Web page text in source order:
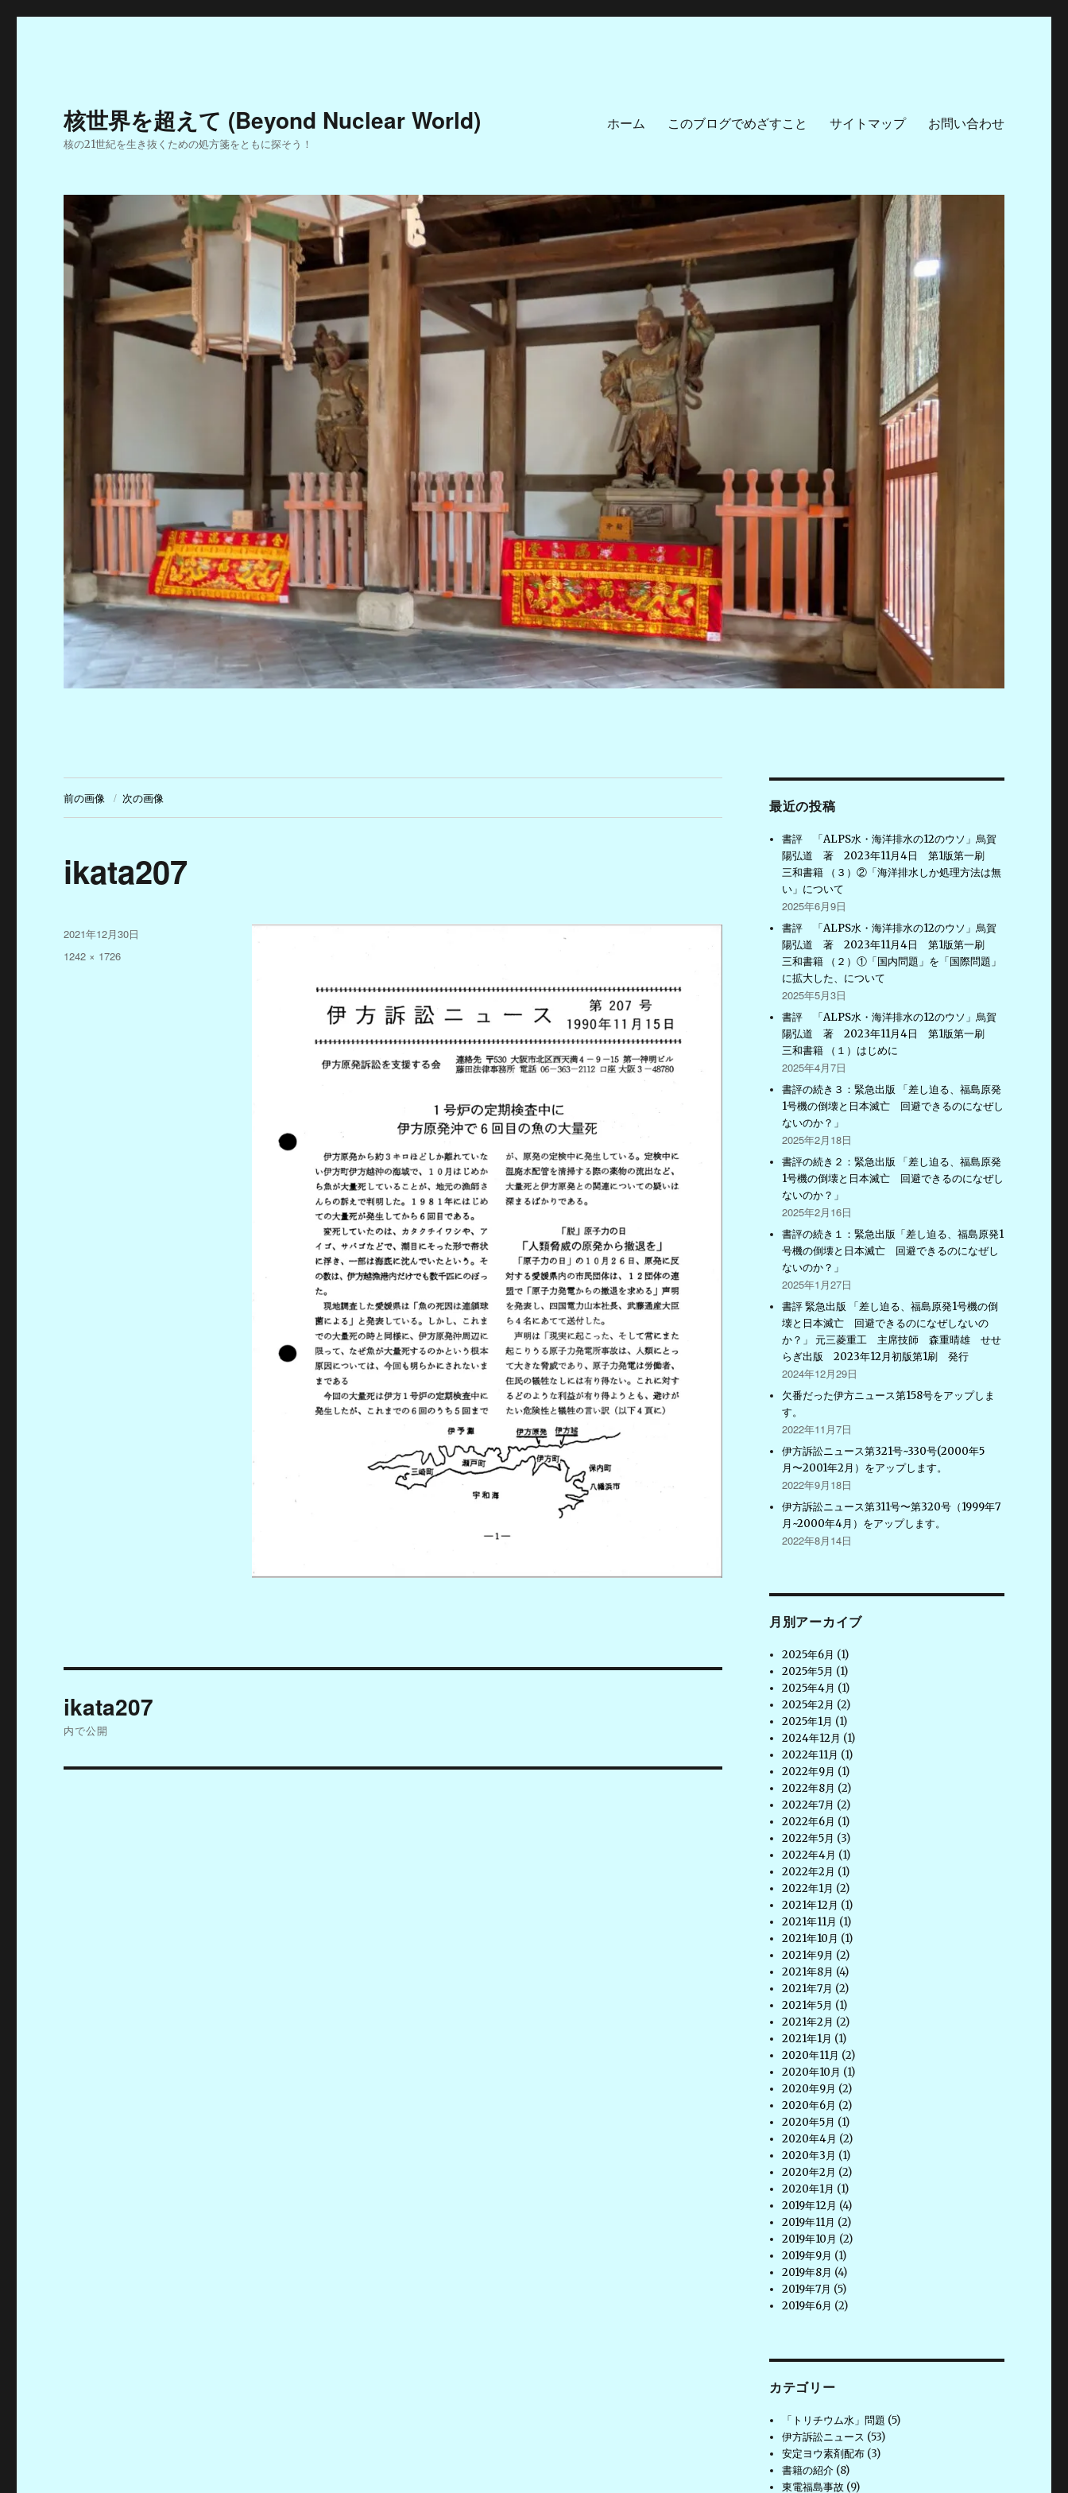
核世界を超えて (Beyond Nuclear World)
核の21世紀を生き抜くための処方箋をともに探そう！
ホーム このブログでめざすこと サイトマップ お問い合わせ
前の画像 次の画像
ikata207
投
稿
2021年12月30日
フ
1242 × 1726
稿
ikata207
内で公開
最近の投稿
書評 「ALPS水・海洋排水の12のウソ」烏賀
陽弘道 著 2023年11月4日 第1版第一刷
三和書籍 （３）②「海洋排水しか処理方法は無
い」について
2025年6月9日
書評 「ALPS水・海洋排水の12のウソ」烏賀
陽弘道 著 2023年11月4日 第1版第一刷
三和書籍 （２）①「国内問題」を「国際問題」
に拡大した、について
2025年5月3日
書評 「ALPS水・海洋排水の12のウソ」烏賀
陽弘道 著 2023年11月4日 第1版第一刷
三和書籍 （１）はじめに
2025年4月7日
書評の続き３：緊急出版 「差し迫る、福島原発
1号機の倒壊と日本滅亡 回避できるのになぜし
ないのか？」
2025年2月18日
書評の続き２：緊急出版 「差し迫る、福島原発
1号機の倒壊と日本滅亡 回避できるのになぜし
ないのか？」
2025年2月16日
書評の続き１：緊急出版「差し迫る、福島原発1
号機の倒壊と日本滅亡 回避できるのになぜし
ないのか？」
2025年1月27日
書評 緊急出版 「差し迫る、福島原発1号機の倒
壊と日本滅亡 回避できるのになぜしないの
か？」 元三菱重工 主席技師 森重晴雄 せせ
らぎ出版 2023年12月初版第1刷 発行
2024年12月29日
欠番だった伊方ニュース第158号をアップしま
す。
2022年11月7日
伊方訴訟ニュース第321号~330号(2000年5
月〜2001年2月）をアップします。
2022年9月18日
伊方訴訟ニュース第311号〜第320号（1999年7
月~2000年4月）をアップします。
2022年8月14日
月別アーカイブ
2025年6月 (1)
2025年5月 (1)
2025年4月 (1)
2025年2月 (2)
2025年1月 (1)
2024年12月 (1)
2022年11月 (1)
2022年9月 (1)
2022年8月 (2)
2022年7月 (2)
2022年6月 (1)
2022年5月 (3)
2022年4月 (1)
2022年2月 (1)
2022年1月 (2)
2021年12月 (1)
2021年11月 (1)
2021年10月 (1)
2021年9月 (2)
2021年8月 (4)
2021年7月 (2)
2021年5月 (1)
2021年2月 (2)
2021年1月 (1)
2020年11月 (2)
2020年10月 (1)
2020年9月 (2)
2020年6月 (2)
2020年5月 (1)
2020年4月 (2)
2020年3月 (1)
2020年2月 (2)
2020年1月 (1)
2019年12月 (4)
2019年11月 (2)
2019年10月 (2)
2019年9月 (1)
2019年8月 (4)
2019年7月 (5)
2019年6月 (2)
カテゴリー
「トリチウム水」問題 (5)
伊方訴訟ニュース (53)
安定ヨウ素剤配布 (3)
書籍の紹介 (8)
東電福島事故 (9)